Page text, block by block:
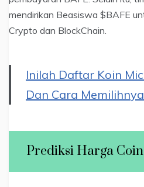
mendirikan Beasiswa $BAFE
Crypto dan BlockChain.
Inilah Daftar Koin
Dan Cara Memilihnya
Prediksi Harga